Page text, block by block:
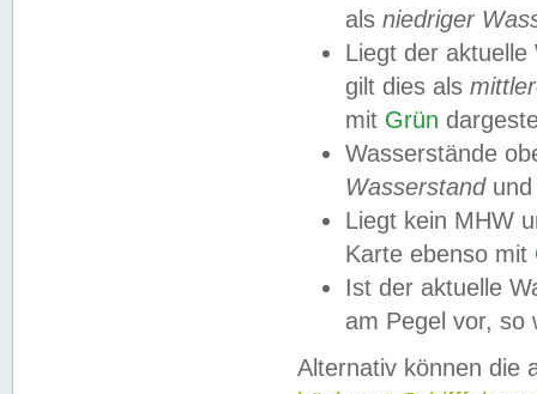
als niedriger
Liegt der
gilt dies als
mit Grün
Wasserstände
Wasserstandund
Liegt kein MHW
Karte ebenso mit
Ist der aktuelle
am Pegel vor,
Alternativ können die